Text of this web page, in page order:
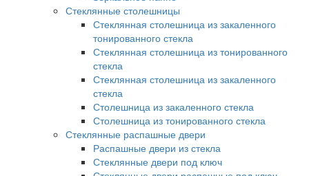
Стеклянные столешницы
Стеклянная столешница из закаленного
тонированного стекла
Стеклянная столешница из тонированного
стекла
Стеклянная столешница из закаленного
стекла
Столешница из закаленного стекла
Столешница из тонированного стекла
Стеклянные распашные двери
Распашные двери из стекла
Стеклянные двери под ключ